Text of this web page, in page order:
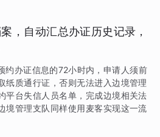
，自动汇总办证历史记录，
约办证信息的72小时内，申请人须前
纸质通行证，否则无法进入边境管理
平台失信人员名单，完成边境相关法
境管理支队同样使用麦客实现这一流